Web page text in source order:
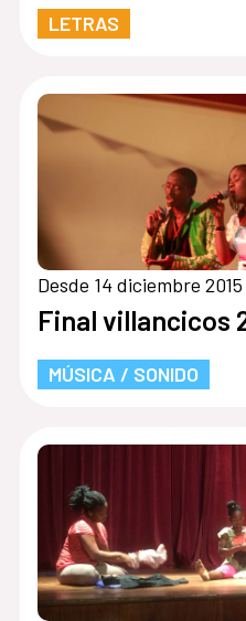
LETRAS
Desde 14 diciembre
Final villancicos
MÚSICA / SONIDO